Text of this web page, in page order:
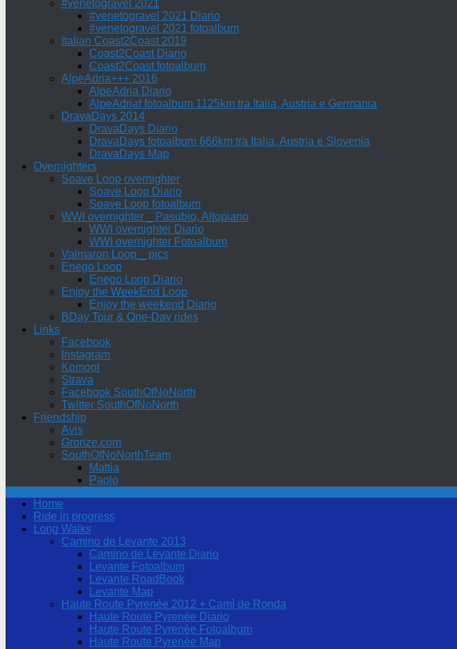
#venetogravel 2021
#venetogravel 2021 Diario
#venetogravel 2021 fotoalbum
Italian Coast2Coast 2019
Coast2Coast Diario
Coast2Coast fotoalbum
AlpeAdria+++ 2016
AlpeAdria Diario
AlpeAdriaf fotoalbum 1125km tra Italia, Austria e Germania
DravaDays 2014
DravaDays Diario
DravaDays fotoalbum 666km tra Italia, Austria e Slovenia
DravaDays Map
Overnighters
Soave Loop overnighter
Soave Loop Diario
Soave Loop fotoalbum
WWI overnighter _ Pasubio, Altopiano
WWI overnighter Diario
WWI overnighter Fotoalbum
Valmaron Loop _ pics
Enego Loop
Enego Loop Diario
Enjoy the WeekEnd Loop
Enjoy the weekend Diario
BDay Tour & One-Day rides
Links
Facebook
Instagram
Komoot
Strava
Facebook SouthOfNoNorth
Twitter SouthOfNoNorth
Friendship
Avis
Gronze.com
SouthOfNoNorthTeam
Mattia
Paolo
Home
Ride in progress
Long Walks
Camino de Levante 2013
Camino de Levante Diario
Levante Fotoalbum
Levante RoadBook
Levante Map
Haute Route Pyrenèe 2012 + Camì de Ronda
Haute Route Pyrenèe Diario
Haute Route Pyrenèe Fotoalbum
Haute Route Pyrenèe Map